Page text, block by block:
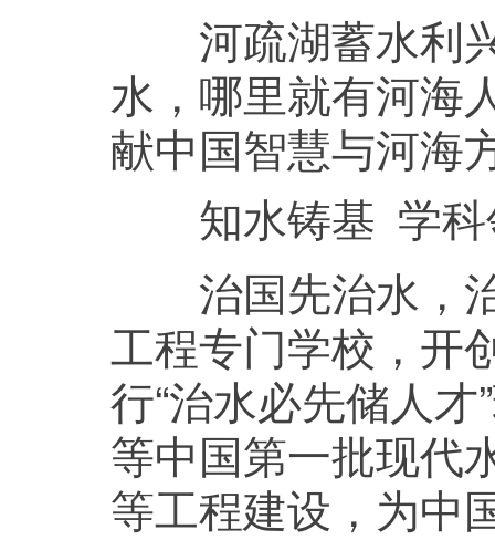
河疏湖蓄水利兴
水，哪里就有河海
献中国智慧与河海
知水铸基 学科
治国先治水，治
工程专门学校，开
行“治水必先储人
等中国第一批现代
等工程建设，为中